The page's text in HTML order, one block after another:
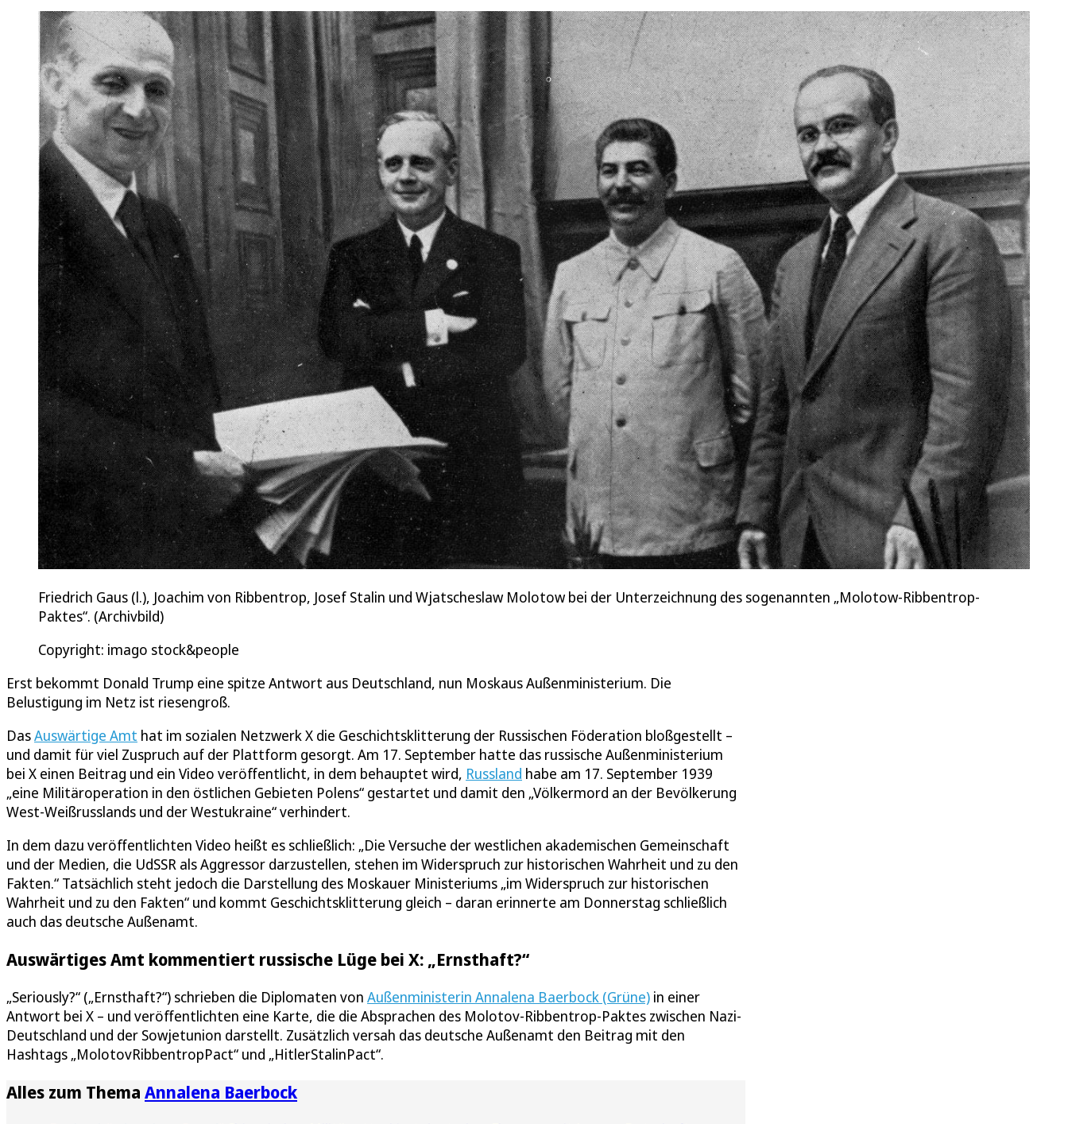
Friedrich Gaus (l.), Joachim von Ribbentrop, Josef Stalin und Wjatscheslaw Molotow bei der Unterzeichnung des sogenannten „Molotow-Ribbentrop-
Paktes“. (Archivbild)
Copyright: imago stock&people
Erst bekommt Donald Trump eine spitze Antwort aus Deutschland, nun Moskaus Außenministerium. Die
Belustigung im Netz ist riesengroß.
DasAuswärtige Amt hat im sozialen Netzwerk X die Geschichtsklitterung der Russischen Föderation bloßgestellt –
und damit für viel Zuspruch auf der Plattform gesorgt. Am 17. September hatte das russische Außenministerium
bei X einen Beitrag und ein Video veröffentlicht, in dem behauptet wird, Russland habe am 17. September 1939
„eine Militäroperation in den östlichen Gebieten Polens“ gestartet und damit den „Völkermord an der Bevölkerung
West-Weißrusslands und der Westukraine“ verhindert.
In dem dazu veröffentlichten Video heißt es schließlich: „Die Versuche der westlichen akademischen Gemeinschaft
und der Medien, die UdSSR als Aggressor darzustellen, stehen im Widerspruch zur historischen Wahrheit und zu den
Fakten.“ Tatsächlich steht jedoch die Darstellung des Moskauer Ministeriums „im Widerspruch zur historischen
Wahrheit und zu den Fakten“ und kommt Geschichtsklitterung gleich – daran erinnerte am Donnerstag schließlich
auch das deutsche Außenamt.
Auswärtiges Amt kommentiert russische Lüge bei X: „Ernsthaft?“
„Seriously?“ („Ernsthaft?“) schrieben die Diplomaten von Außenministerin Annalena Baerbock (Grüne) in einer
Antwort bei X – und veröffentlichten eine Karte, die die Absprachen des Molotov-Ribbentrop-Paktes zwischen Nazi-
Deutschland und der Sowjetunion darstellt. Zusätzlich versah das deutsche Außenamt den Beitrag mit den
Hashtags „MolotovRibbentropPact“ und „HitlerStalinPact“.
Alles zum Thema Annalena Baerbock